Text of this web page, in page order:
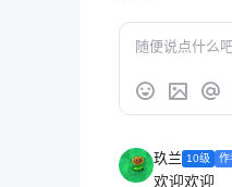
玖兰 10级 作
欢迎欢迎